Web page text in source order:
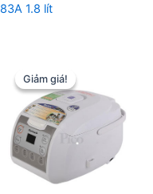
83A 1.8 lít
Giảm giá!
Giảm giá!